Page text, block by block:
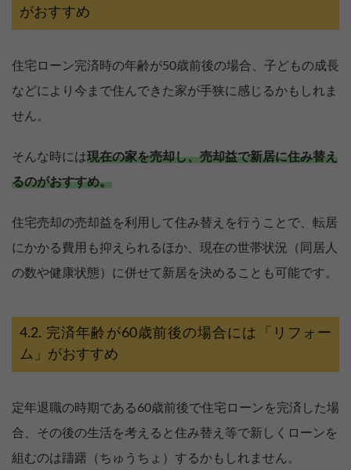
がおすすめ
住宅ローン完済時の年齢が50歳前後の場合、子どもの成長
などにより今まで住んできた家が手狭に感じるかもしれま
せん。
そんな時には現在の家を売却し、売却益で新居に住み替え
るのがおすすめ。
住宅売却の売却益を利用して住み替えを行うことで、転居
にかかる費用も抑えられるほか、現在の世帯状況（同居人
の数や健康状態）に併せて新居を決めることも可能です。
完済年齢が60歳前後の場合には「リフォー
ム」がおすすめ
定年退職の時期である60歳前後で住宅ローンを完済した場
合、その後の生活を考えると住み替え等で新しくローンを
組むのは躊躇（ちゅうちょ）するかもしれません。